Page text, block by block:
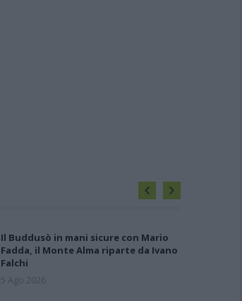
Il Buddusò in mani sicure con Mario
Fadda, il Monte Alma riparte da Ivano
Falchi
5 Ago 2026